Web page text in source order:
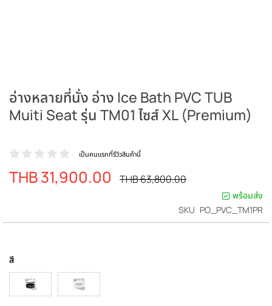
อ่างหลายที่นั่ง อ่าง Ice Bath PVC TUB
Muiti Seat รุ่น TM01 ไซส์ XL (Premium)
เป็นคนแรกที่รีวิวสินค้านี้
ราคา
THB 31,900.00
ราคา
THB 63,800.00
พร้อมส่ง
SKU PO_PVC_TM1PR
สี